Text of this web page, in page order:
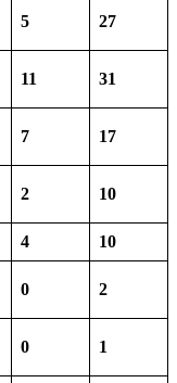
5 27
11 31
7 17
2 10
4 10
0 2
0 1